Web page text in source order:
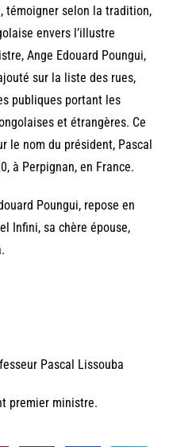
témoigner selon la tradition,
envers l’illustre
Ange Edouard Poungui,
sur la liste des rues,
publiques portant les
et étrangères. Ce
le nom du président, Pascal
à Perpignan, en France.
Poungui, repose en
Infini, sa chère épouse,
Pascal Lissouba
premier ministre.